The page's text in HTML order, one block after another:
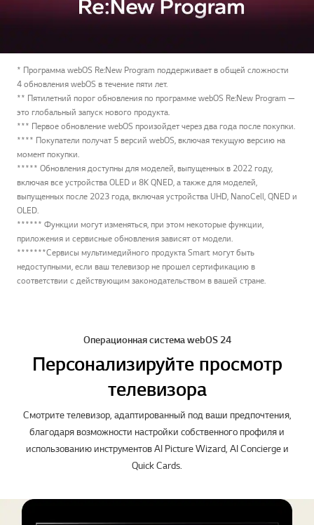
* Программа webOS Re:New Program поддерживает в общей сложности
4 обновления webOS в течение пяти лет.
** Пятилетний порог обновления по программе webOS Re:New Program —
это глобальный запуск нового продукта.
*** Первое обновление webOS произойдет через два года после покупки.
**** Покупатели получат 5 версий webOS, включая текущую версию на
момент покупки.
***** Обновления доступны для моделей, выпущенных в 2022 году,
включая все устройства OLED и 8K QNED, а также для моделей,
выпущенных после 2023 года, включая устройства UHD, NanoCell, QNED и
OLED.
****** Функции могут изменяться, при этом некоторые функции,
приложения и сервисные обновления зависят от модели.
*******Сервисы мультимедийного продукта Smart могут быть
недоступными, если ваш телевизор не прошел сертификацию в
соответствии с действующим законодательством в вашей стране.
Операционная система webOS 24
Персонализируйте просмотр
телевизора
Смотрите телевизор, адаптированный под ваши предпочтения,
благодаря возможности настройки собственного профиля и
использованию инструментов AI Picture Wizard, AI Concierge и
Quick Cards.